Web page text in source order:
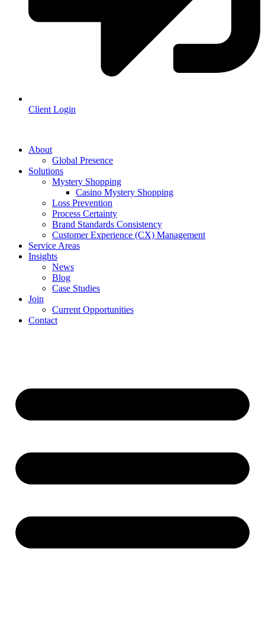
Client Login
About
Global Presence
Solutions
Mystery Shopping
Casino Mystery Shopping
Loss Prevention
Process Certainty
Brand Standards Consistency
Customer Experience (CX) Management
Service Areas
Insights
News
Blog
Case Studies
Join
Current Opportunities
Contact